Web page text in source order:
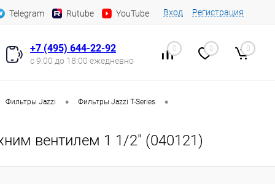
Telegram Rutube YouTube Вход Регистрация
+7 (495) 644-22-92
с 9:00 до 18:00 ежедневно
0 0 0
Фильтры Jazzi • Фильтры Jazzi T-Series •
вентилем 1 1/2" (040121)